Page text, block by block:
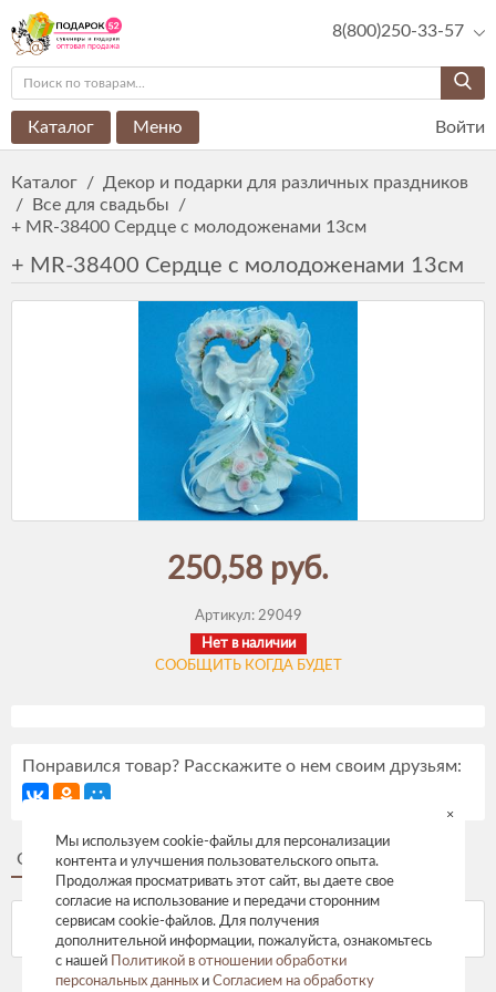
8(800)250-33-57
Каталог Меню Войти
Каталог / Декор и подарки для различных праздников
/
Все для свадьбы
/
+ MR-38400 Сердце с молодоженами 13см
+ MR-38400 Сердце с молодоженами 13см
250,58 руб.
Артикул: 29049
Нет в наличии
СООБЩИТЬ КОГДА БУДЕТ
Понравился товар? Расскажите о нем своим друзьям:
Описание Отзывы
Мы используем cookie-файлы для персонализации
контента и улучшения пользовательского опыта.
Продолжая просматривать этот сайт, вы даете свое
согласие на использование и передачи сторонним
сервисам cookie-файлов. Для получения
дополнительной информации, пожалуйста, ознакомьтесь
с нашей
Политикой в отношении обработки
персональных данных и Согласием на обработку
×